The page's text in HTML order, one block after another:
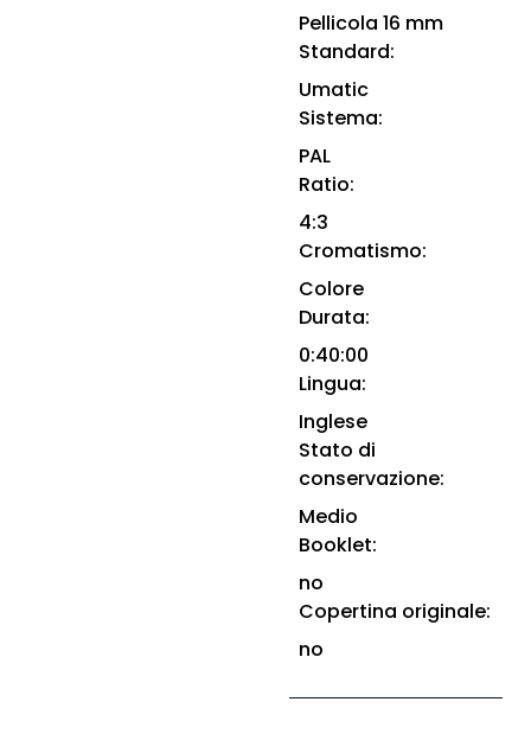
Pellicola 16 mm
Standard:
Umatic
Sistema:
PAL
Ratio:
4:3
Cromatismo:
Colore
Durata:
0:40:00
Lingua:
Inglese
Stato di
conservazione:
Medio
Booklet:
no
Copertina originale:
no